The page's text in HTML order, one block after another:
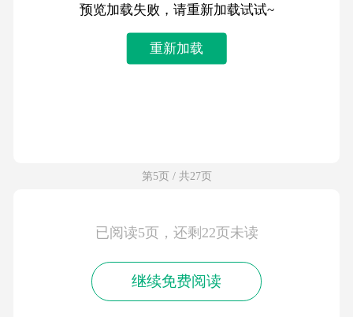
预览加载失败，请重新加载试试~
重新加载
第5页 / 共27页
已阅读5页，还剩22页未读
继续免费阅读